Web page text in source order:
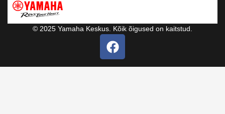
© 2025 Yamaha Keskus. Kõik õigused on kaitstud.